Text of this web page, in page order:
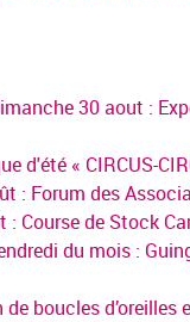
30 aout :
d'été « CIRCUS-
: Forum des
: Course de Stock
du mois :
boucles d’oreilles